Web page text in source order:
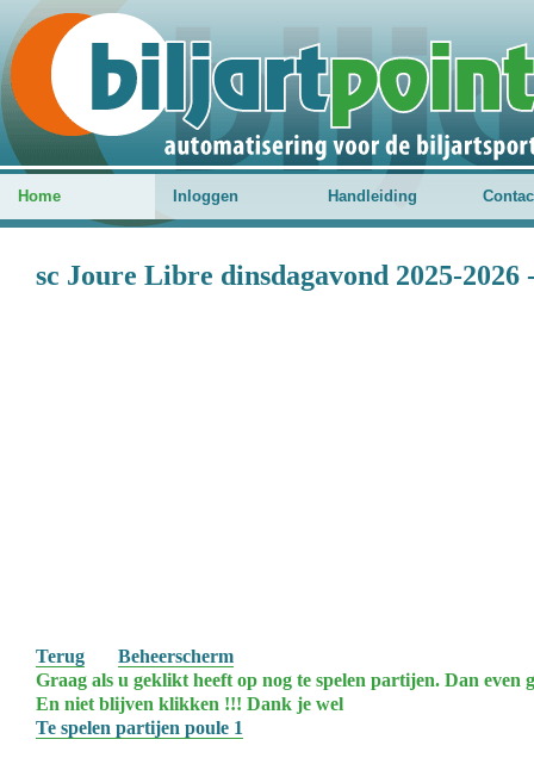
Home Inloggen Handleiding
sc Joure Libre dinsdagavond 2025-2026
Terug
Beheerscherm
Graag als u geklikt heeft op nog te spelen partijen. Dan even
En niet blijven klikken !!! Dank je wel
Te spelen partijen poule 1